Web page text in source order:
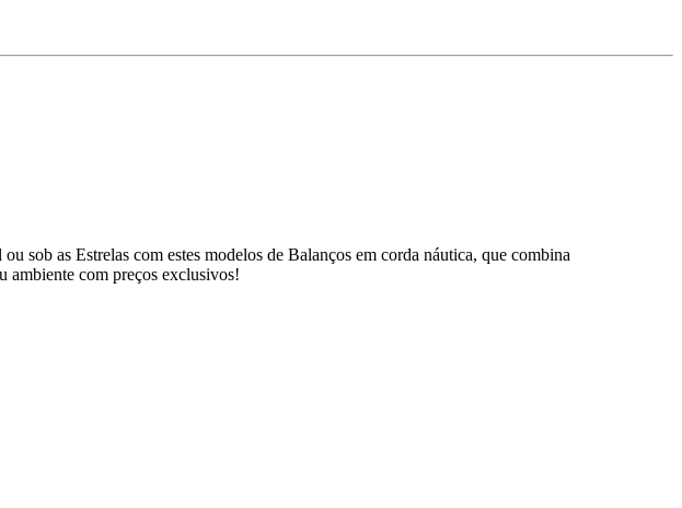
sob as Estrelas com estes modelos de Balanços em corda náutica, que combina
ambiente com preços exclusivos!